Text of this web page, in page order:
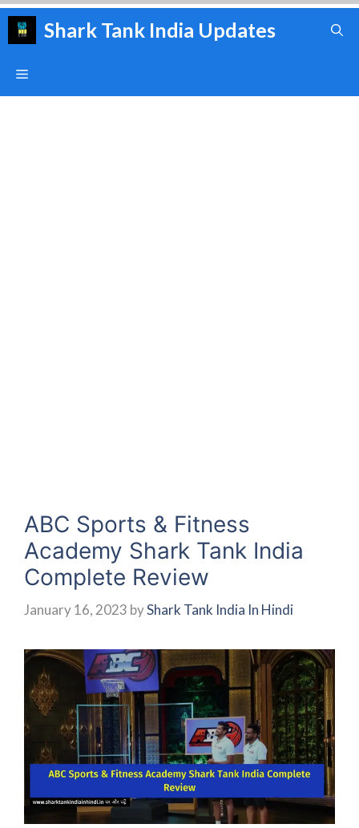
Skip
Shark Tank India Updates
Menu
ABC Sports & Fitness
Academy Shark Tank India
Complete Review
January 16, 2023 byShark Tank India In Hindi